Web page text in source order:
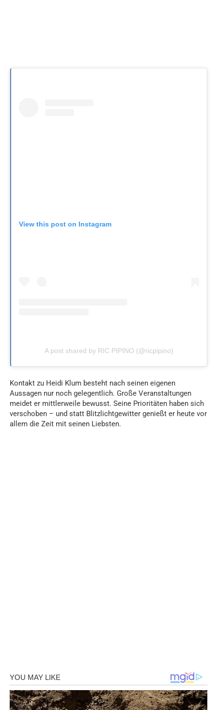
View this post on Instagram
A post shared by RIC PIPINO (@ricpipino)
Kontakt zu Heidi Klum besteht nach seinen eigenen
Aussagen nur noch gelegentlich. Große Veranstaltungen
meidet er mittlerweile bewusst. Seine Prioritäten haben sich
verschoben – und statt Blitzlichtgewitter genießt er heute vor
allem die Zeit mit seinen Liebsten.